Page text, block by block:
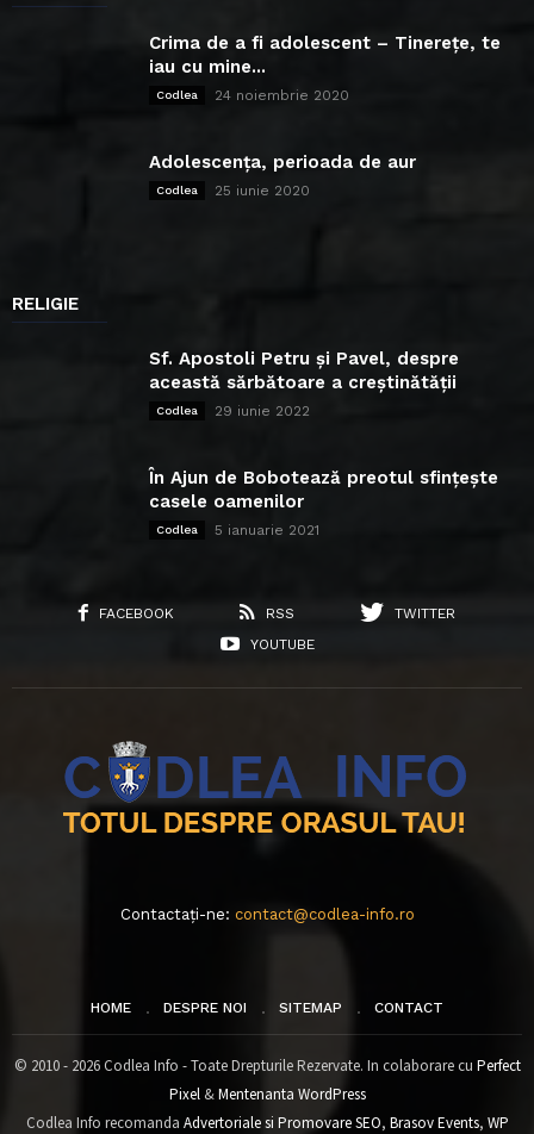
Crima de a fi adolescent – Tinerețe, te
iau cu mine...
Codlea 24 noiembrie 2020
Adolescența, perioada de aur
Codlea 25 iunie 2020
RELIGIE
Sf. Apostoli Petru și Pavel, despre
această sărbătoare a creștinătății
Codlea 29 iunie 2022
În Ajun de Bobotează preotul sfințește
casele oamenilor
Codlea 5 ianuarie 2021
FACEBOOK RSS
TWITTER
YOUTUBE
Contactați-ne: contact@codlea-info.ro
HOME DESPRE NOI SITEMAP CONTACT
© 2010 - 2026 Codlea Info - Toate Drepturile Rezervate. In colaborare cu Perfect
Pixel&Mentenanta WordPress
Codlea Info recomanda Advertoriale si Promovare SEO, Brasov Events, WP